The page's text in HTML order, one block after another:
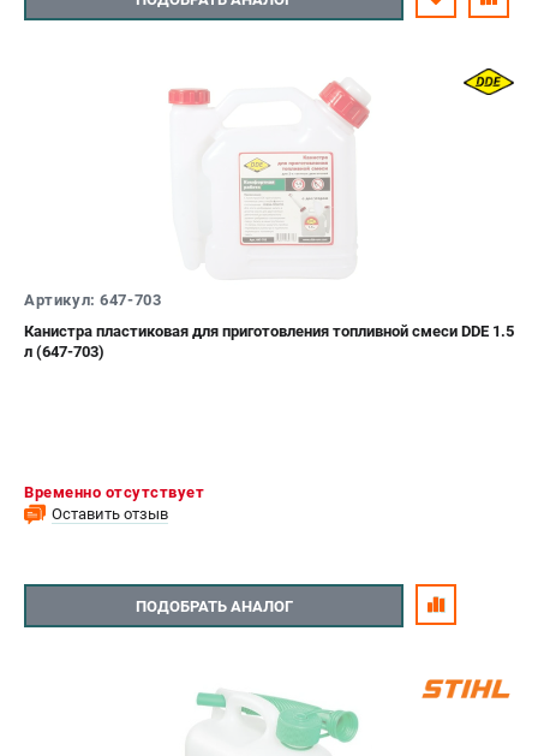
Артикул: 647-703
Канистра пластиковая для приготовления топливной смеси DDE 1.5
л (647-703)
Временно отсутствует
Оставить отзыв
ПОДОБРАТЬ АНАЛОГ